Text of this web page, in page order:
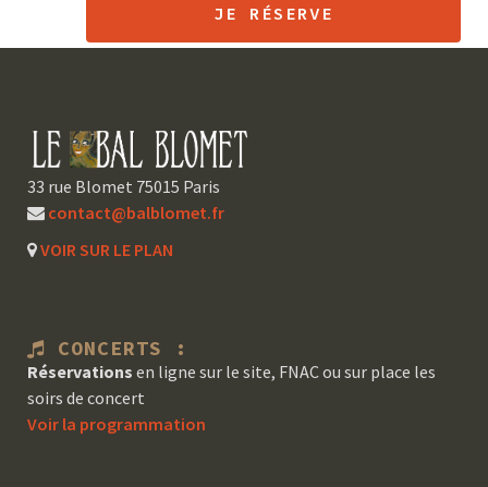
JE RÉSERVE
33 rue Blomet 75015 Paris
contact@balblomet.fr
VOIR SUR LE PLAN
CONCERTS :
Réservations en ligne sur le site, FNAC ou sur place les
soirs de concert
Voir la programmation